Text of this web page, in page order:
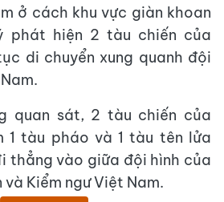
ở cách khu vực giàn khoan
phát hiện 2 tàu chiến của
di chuyển xung quanh đội
quan sát, 2 tàu chiến của
1 tàu pháo và 1 tàu tên lửa
thẳng vào giữa đội hình của
Kiểm ngư Việt Nam.